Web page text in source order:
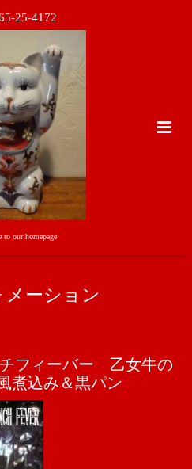
25-4172
to our homepage
メーション
フィーバー 乙女牛の
煮込み＆黒パン